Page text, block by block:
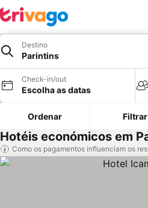
Destino
Parintins
Check-in/out
Escolha as datas
Ordenar Filtrar
Hotéis económicos em
Como os pagamentos influenciam os